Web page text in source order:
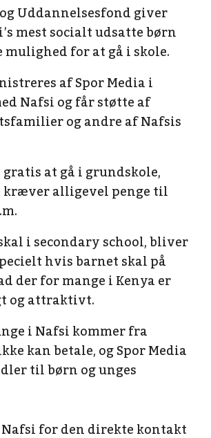
Uddannelsesfond giver
mest socialt udsatte børn
mulighed for at gå i skole.
af Spor Media i
Nafsi og får støtte af
og andre af Nafsis
gratis at gå i grundskole,
kræver alligevel penge til
i secondary school, bliver
hvis barnet skal på
der for mange i Kenya er
og attraktivt.
i Nafsi kommer fra
kan betale, og Spor Media
til børn og unges
for den direkte kontakt